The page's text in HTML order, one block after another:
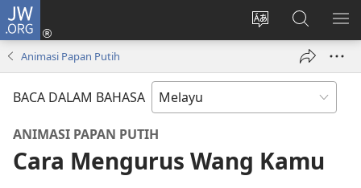
JW.ORG
Tukar
bahasa
web
Log
Masuk
baharu)
Cari
JW.ORG
Animasi Papan Putih
BACA DALAM BAHASA
ANIMASI PAPAN PUTIH
Cara Mengurus Wang Kamu